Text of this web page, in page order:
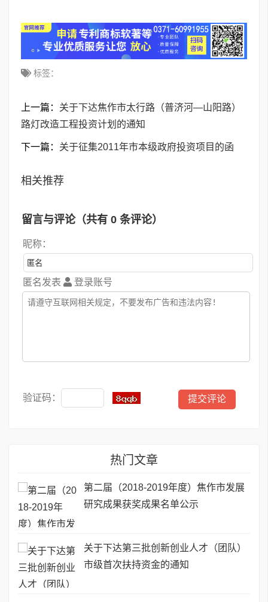
标签：
上一篇： 关于下达焦作市太行路（普济河—山阳路）
路灯改造工程投资计划的通知
下一篇： 关于征集2011年市本级政府投资项目的函
相关推荐
留言与评论（共有 0 条评论）
昵称：
匿名发表 登录账号
验证码：
热门文章
第二届（2018-2019年度）焦作市发展
研究成果获奖成果名单公示
关于下达第三批创新创业人才（团队）
市级首次扶持资金的通知